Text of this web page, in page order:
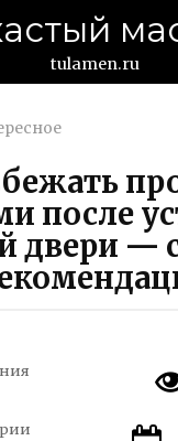
tulamen.ru
после
двери —